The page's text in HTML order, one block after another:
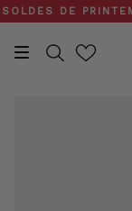
Skip
to
content
DE
Recherche